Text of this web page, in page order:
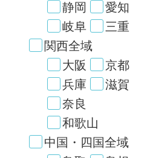
静岡
愛知
岐阜
三重
関西全域
大阪
京都
兵庫
滋賀
奈良
和歌山
中国・四国全域